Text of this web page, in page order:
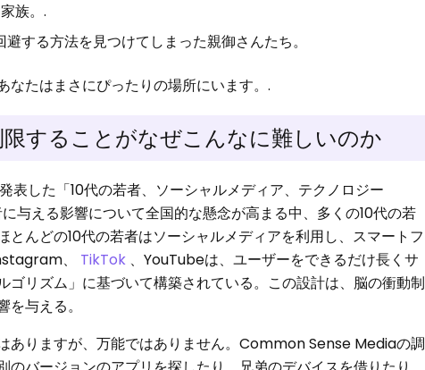
族。.
する方法を見つけてしまった親御さんたち。
なたはまさにぴったりの場所にいます。.
することがなぜこんなに難しいのか
表した「10代の若者、ソーシャルメディア、テクノロジー
与える影響について全国的な懸念が高まる中、多くの10代の若
んどの10代の若者はソーシャルメディアを利用し、スマートフ
、 TikTok 、YouTubeは、ユーザーをできるだけ長くサ
リズム」に基づいて構築されている。この設計は、脳の衝動制
与える。
ありますが、万能ではありません。Common Sense Mediaの調